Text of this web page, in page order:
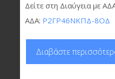
Δείτε στη Διαύγεια με
ΑΔΑ: Ρ2ΓΡ46ΝΚΠΔ-8ΟΔ
Διαβάστε